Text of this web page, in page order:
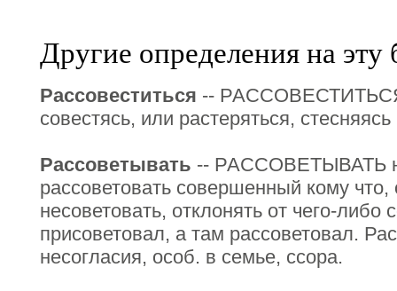
Другие определения на эту
Рассовеститься --
совестясь, или растеряться, стесняясь
Рассоветывать -- РАССОВЕТЫВАТЬ
рассоветовать совершенный кому что,
несоветовать, отклонять от чего-
присоветовал, а там рассоветовал.
несогласия, особ. в семье, ссора.